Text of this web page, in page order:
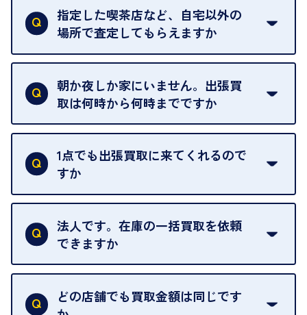
ただけません。
指定した喫茶店など、自宅以外の
場所で査定してもらえますか
ご自宅以外での査定はお引き受けできません。ご指
定のお店や、ほかのお客様への迷惑となることが考
えられるためです。
朝か夜しか家にいません。出張買
取は何時から何時までですか
ご訪問可能時間は、10時から19時です。
ただし、お品物の種類や量によっては対応させてい
ただくことがあります。
1点でも出張買取に来てくれるので
すか
はい。1点でもお伺いします。
法人です。在庫の一括買取を依頼
できますか
はい。喜んで承ります。出張買取をご利用くださ
い。
ご指定の場所にお伺いします。
どの店舗でも買取金額は同じです